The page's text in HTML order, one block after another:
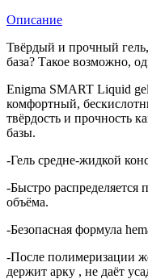
Описание
Твёрдый и прочный
база? Такое возможно,
Enigma SMART Liquid
комфортный,
твёрдость и прочность
базы.
-Гель средне-жидкой
-Быстро распределяется
объёма.
-Безопасная формула
-После полимеризации
держит арку , не даёт